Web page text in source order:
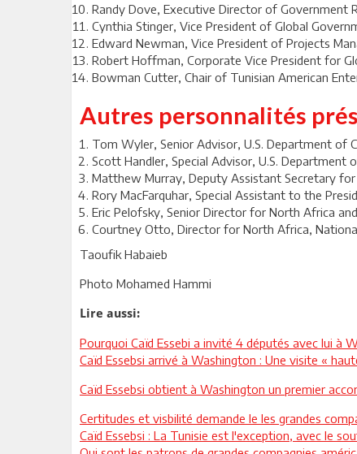
Randy Dove, Executive Director of Government
Cynthia Stinger, Vice President of Global
Edward Newman, Vice President of Projects
Robert Hoffman, Corporate Vice President for
Bowman Cutter, Chair of Tunisian American
Autres personnalités
Tom Wyler, Senior Advisor, U.S. Department of
Scott Handler, Special Advisor, U.S. Department
Matthew Murray, Deputy Assistant Secretary
Rory MacFarquhar, Special Assistant to the
Eric Pelofsky, Senior Director for North Africa
Courtney Otto, Director for North Africa,
Taoufik Habaieb
Photo Mohamed Hammi
Lire aussi:
Pourquoi Caïd Essebi a invité 4 députés avec lui à
Caïd Essebsi arrivé à Washington : Une visite «
Caïd Essebsi obtient à Washington un premier
Certitudes et visbilité demande le les grandes
Caïd Essebsi : La Tunisie est l'exception, avec le